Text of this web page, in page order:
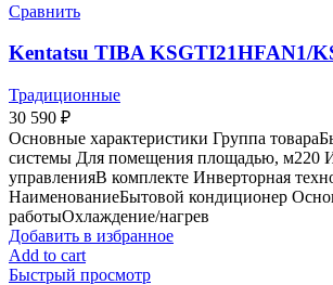
Сравнить
Kentatsu TIBA KSGTI21HFAN1/
Традиционные
30 590 ₽
Основные характеристики Группа
системы Для помещения площадью, м220
управленияВ комплекте Инверторная
НаименованиеБытовой кондиционер
работыОхлаждение/нагрев
Добавить в избранное
Add to cart
Быстрый просмотр